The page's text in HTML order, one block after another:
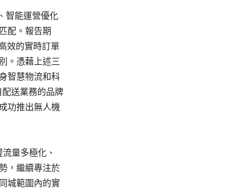
智能運營優化
配。報告期
效的實時訂單
。憑藉上述三
智慧物流和科
送業務的品牌
功推出無人機
量多極化、
，繼續專注於
城範圍內的實